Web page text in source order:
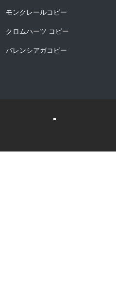
モンクレールコピー
クロムハーツ コピー
バレンシアガコピー